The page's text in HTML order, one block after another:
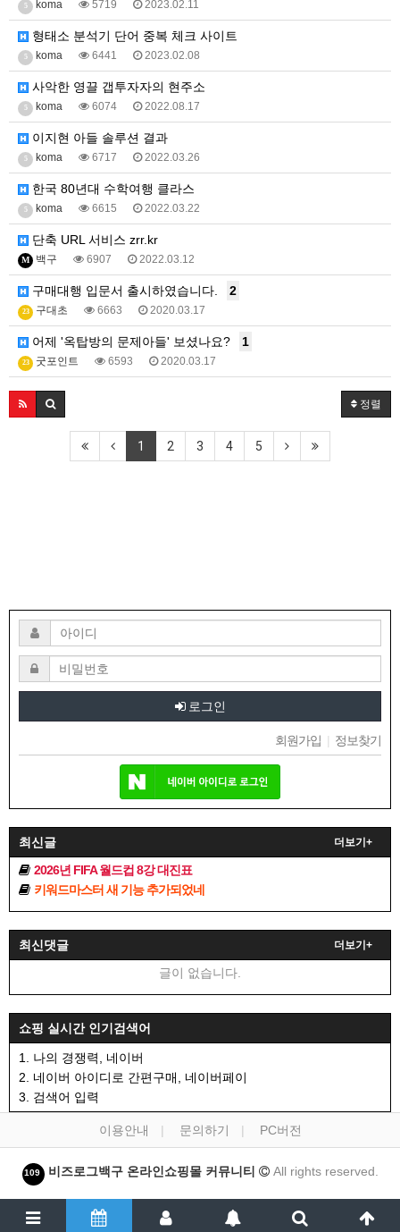
5 koma 5719 2023.02.11
형태소 분석기 단어 중복 체크 사이트
5 koma 6441 2023.02.08
사악한 영끌 갭투자자의 현주소
5 koma 6074 2022.08.17
이지현 아들 솔루션 결과
5 koma 6717 2022.03.26
한국 80년대 수학여행 클라스
5 koma 6615 2022.03.22
단축 URL 서비스 zrr.kr
M 백구 6907 2022.03.12
구매대행 입문서 출시하였습니다. 2
23 구대초 6663 2020.03.17
어제 '옥탑방의 문제아들' 보셨나요? 1
23 굿포인트 6593 2020.03.17
정렬
1 2 3 4 5
로그인
회원가입 | 정보찾기
최신글 더보기+
2026년 FIFA 월드컵 8강 대진표
키워드마스터 새 기능 추가되었네
최신댓글 더보기+
글이 없습니다.
쇼핑 실시간 인기검색어
1. 나의 경쟁력, 네이버
2. 네이버 아이디로 간편구매, 네이버페이
3. 검색어 입력
이용안내 문의하기 PC버전
109 비즈로그백구 온라인쇼핑몰 커뮤니티 All rights reserved.